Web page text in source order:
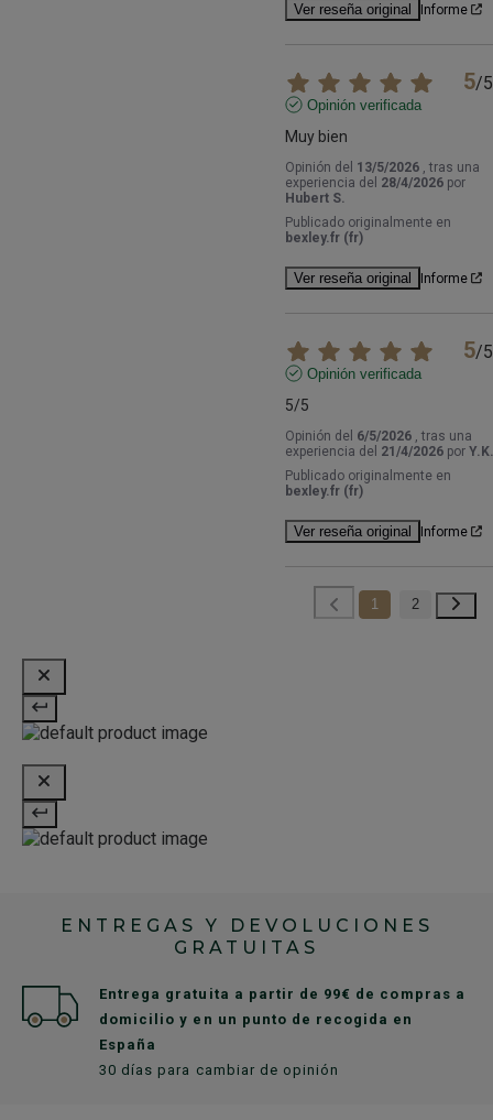
Ver reseña original Informe
5/5
Opinión verificada
Muy bien
Opinión del 13/5/2026 , tras una
experiencia del 28/4/2026 por
Hubert S.
Publicado originalmente en
bexley.fr (fr)
Ver reseña original Informe
5/5
Opinión verificada
5/5
Opinión del 6/5/2026 , tras una
experiencia del 21/4/2026 por Y.K.
Publicado originalmente en
bexley.fr (fr)
Ver reseña original Informe
1 2
ENTREGAS Y DEVOLUCIONES
GRATUITAS
Entrega gratuita a partir de 99€ de compras a
domicilio y en un punto de recogida en
España
30 días para cambiar de opinión